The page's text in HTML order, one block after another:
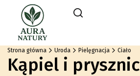
Otwórz wyszukiwarkę
Szukaj
Strona główna Uroda Pielęgnacja Ciało
Kąpiel i prysznic